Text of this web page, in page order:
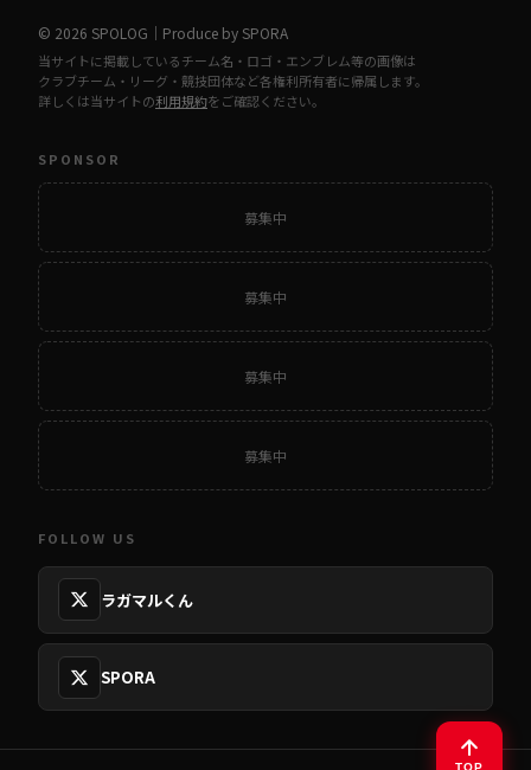
TOP
© 2026 SPOLOG｜Produce by SPORA
当サイトに掲載しているチーム名・ロゴ・エンブレム等の画像は
クラブチーム・リーグ・競技団体など各権利所有者に帰属します。
詳しくは当サイトの利用規約をご確認ください。
SPONSOR
募集中
募集中
募集中
募集中
FOLLOW US
ラガマルくん
SPORA